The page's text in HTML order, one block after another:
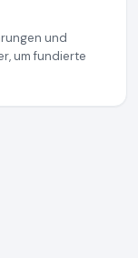
und
um fundierte